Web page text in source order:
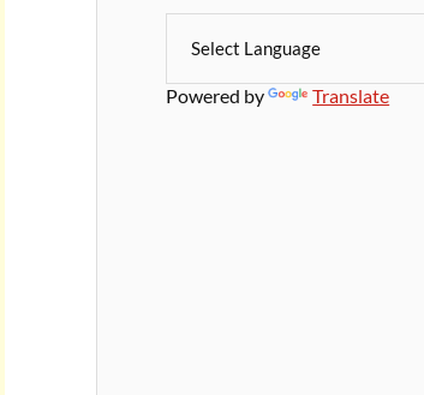
Powered by Translate